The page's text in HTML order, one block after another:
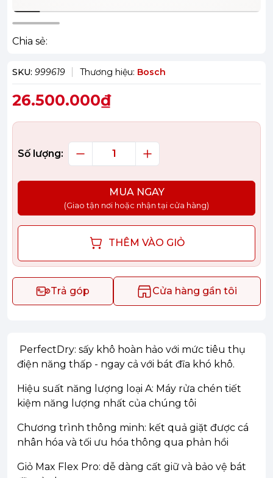
Chia sẻ:
SKU: 999619 Thương hiệu: Bosch
26.500.000₫
Số lượng:
MUA NGAY
(Giao tận nơi hoặc nhận tại cửa hàng)
THÊM VÀO GIỎ
Trả góp Cửa hàng gần tôi
PerfectDry: sấy khô hoàn hảo với mức tiêu thụ
điện năng thấp - ngay cả với bát đĩa khó khô.
Hiệu suất năng lượng loại A: Máy rửa chén tiết
kiệm năng lượng nhất của chúng tôi
Chương trình thông minh: kết quả giặt được cá
nhân hóa và tối ưu hóa thông qua phản hồi
Giỏ Max Flex Pro: dễ dàng cất giữ và bảo vệ bát